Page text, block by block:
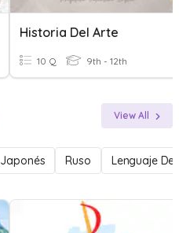
Historia Del Arte
10 Q 9th - 12th
View All
Japonés Ruso Lenguaje De